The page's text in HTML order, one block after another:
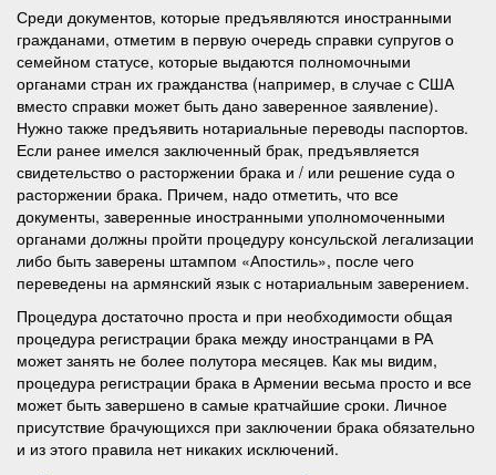
Среди документов, которые предъявляются иностранными
гражданами, отметим в первую очередь справки супругов о
семейном статусе, которые выдаются полномочными
органами стран их гражданства (например, в случае с США
вместо справки может быть дано заверенное заявление).
Нужно также предъявить нотариальные переводы паспортов.
Если ранее имелся заключенный брак, предъявляется
свидетельство о расторжении брака и / или решение суда о
расторжении брака. Причем, надо отметить, что все
документы, заверенные иностранными уполномоченными
органами должны пройти процедуру консульской легализации
либо быть заверены штампом «Апостиль», после чего
переведены на армянский язык с нотариальным заверением.
Процедура достаточно проста и при необходимости общая
процедура регистрации брака между иностранцами в РА
может занять не более полутора месяцев. Как мы видим,
процедура регистрации брака в Армении весьма просто и все
может быть завершено в самые кратчайшие сроки. Личное
присутствие брачующихся при заключении брака обязательно
и из этого правила нет никаких исключений.